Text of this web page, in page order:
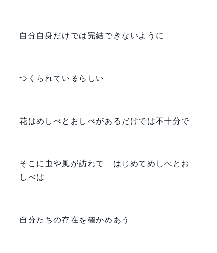
自分自身だけでは完結できないように
つくられているらしい
花はめしべとおしべがあるだけでは不十分で
そこに虫や風が訪れて はじめてめしべとお
しべは
自分たちの存在を確かめあう